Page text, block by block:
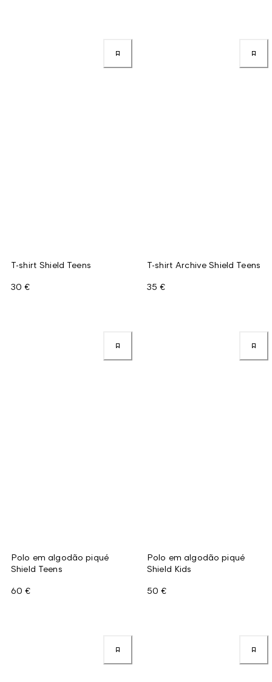
T-shirt Shield Teens
30 €
T-shirt Archive Shield Teens
35 €
Polo em algodão piqué
Shield Teens
60 €
Polo em algodão piqué
Shield Kids
50 €